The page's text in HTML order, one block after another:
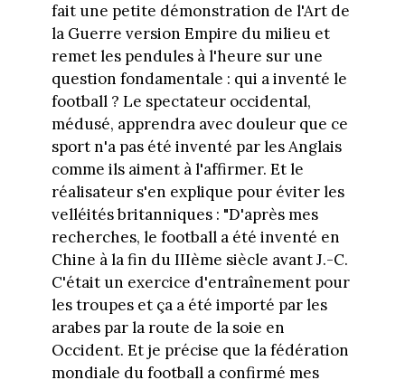
fait une petite démonstration de l'Art de
la Guerre version Empire du milieu et
remet les pendules à l'heure sur une
question fondamentale : qui a inventé le
football ? Le spectateur occidental,
médusé, apprendra avec douleur que ce
sport n'a pas été inventé par les Anglais
comme ils aiment à l'affirmer. Et le
réalisateur s'en explique pour éviter les
velléités britanniques : "D'après mes
recherches, le football a été inventé en
Chine à la fin du IIIème siècle avant J.-C.
C'était un exercice d'entraînement pour
les troupes et ça a été importé par les
arabes par la route de la soie en
Occident. Et je précise que la fédération
mondiale du football a confirmé mes